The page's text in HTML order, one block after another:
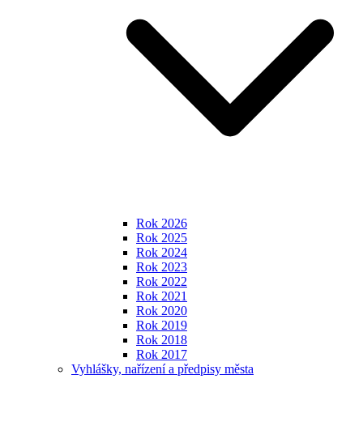
Rok 2026
Rok 2025
Rok 2024
Rok 2023
Rok 2022
Rok 2021
Rok 2020
Rok 2019
Rok 2018
Rok 2017
Vyhlášky, nařízení a předpisy města